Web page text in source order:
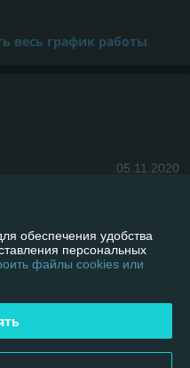
весь график работы
05.11.2020
советую! Доставка на высоте,
супер - терпеливые и
Качество товара.
обеспечения удобства
персональных
файлы cookies или